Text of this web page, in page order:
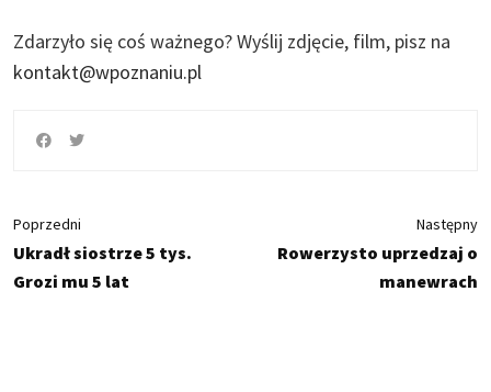
Zdarzyło się coś ważnego?Wyślij zdjęcie, film, pisz na
kontakt@wpoznaniu.pl
Poprzedni
Ukradł siostrze 5 tys.
Grozi mu 5 lat
Następny
Rowerzysto uprzedzaj o
manewrach